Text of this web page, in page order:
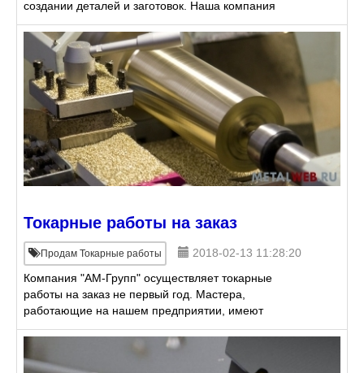
создании деталей и заготовок. Наша компания
предоставляет следующие услуги: Обработка
конических, фасонны
Токарные работы на заказ
Продам Токарные работы
2018-02-13 11:28:20
Компания "АМ-Групп" осуществляет токарные
работы на заказ не первый год. Мастера,
работающие на нашем предприятии, имеют
высокий уровень квалификации, прекрасно
справляются с любой поставленной задаче